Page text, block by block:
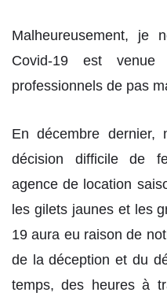
Malheureusement, je
Covid-19 est venue
professionnels de pas
En décembre
décision difficile de
agence de location
les gilets jaunes et les
19 aura eu raison de
de la déception et du
temps, des heures à